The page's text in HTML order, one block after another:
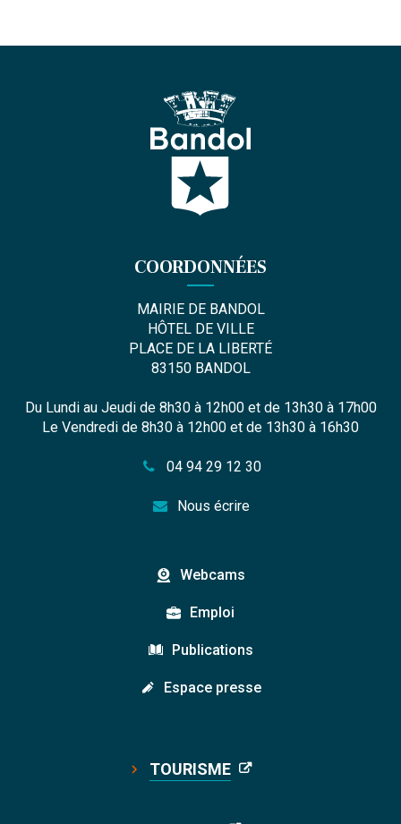
COORDONNÉES
MAIRIE DE BANDOL
HÔTEL DE VILLE
PLACE DE LA LIBERTÉ
83150 BANDOL
Du Lundi au Jeudi de 8h30 à 12h00 et de 13h30 à 17h00
Le Vendredi de 8h30 à 12h00 et de 13h30 à 16h30
04 94 29 12 30
Nous écrire
Webcams
Emploi
Publications
Espace presse
TOURISME